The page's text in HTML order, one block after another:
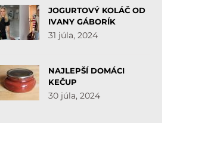
JOGURTOVÝ KOLÁČ OD
IVANY GÁBORÍK
31 júla, 2024
NAJLEPŠÍ DOMÁCI
KEČUP
30 júla, 2024